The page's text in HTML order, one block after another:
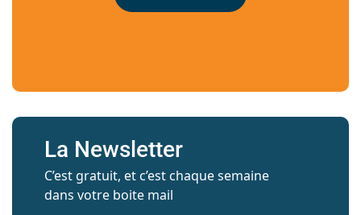
La Newsletter
C’est gratuit, et c’est chaque semaine
dans votre boite mail